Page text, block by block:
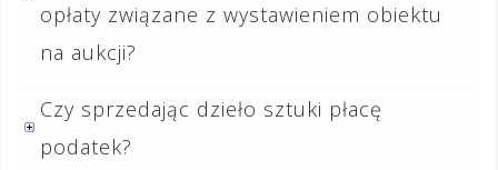
opłaty związane z wystawieniem obiektu
na aukcji?
Czy sprzedając dzieło sztuki płacę
podatek?